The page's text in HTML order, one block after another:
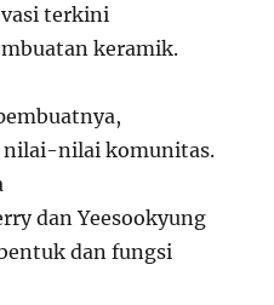
terkini
keramik.
nilai-nilai komunitas.
dan Yeesookyung
dan fungsi